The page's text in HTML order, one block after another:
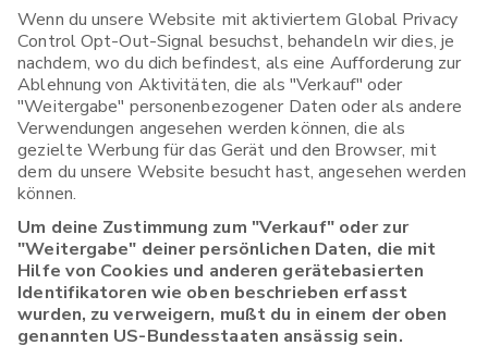
Wenn du unsere Website mit aktiviertem Global Privacy
Control Opt-Out-Signal besuchst, behandeln wir dies, je
nachdem, wo du dich befindest, als eine Aufforderung zur
Ablehnung von Aktivitäten, die als "Verkauf" oder
"Weitergabe" personenbezogener Daten oder als andere
Verwendungen angesehen werden können, die als
gezielte Werbung für das Gerät und den Browser, mit
dem du unsere Website besucht hast, angesehen werden
können.
Um deine Zustimmung zum "Verkauf" oder zur
"Weitergabe" deiner persönlichen Daten, die mit
Hilfe von Cookies und anderen gerätebasierten
Identifikatoren wie oben beschrieben erfasst
wurden, zu verweigern, mußt du in einem der oben
genannten US-Bundesstaaten ansässig sein.